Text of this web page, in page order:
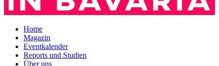
Home
Magazin
Eventkalender
Reports und Studien
Über uns